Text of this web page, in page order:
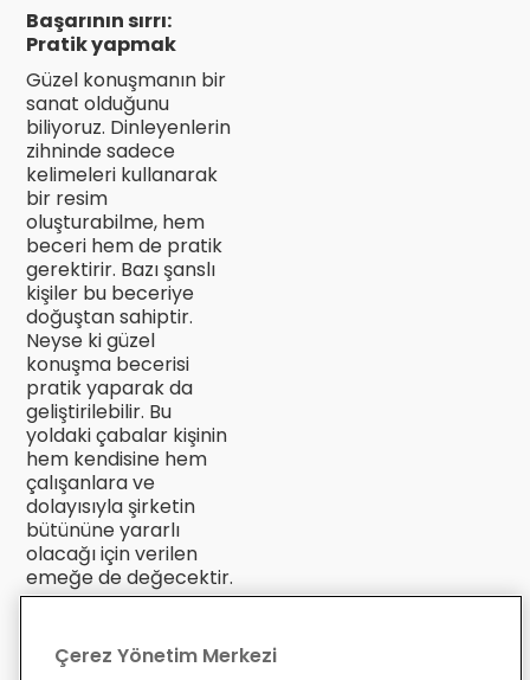
Başarının sırrı:
Pratik yapmak
Güzel konuşmanın bir
sanat olduğunu
biliyoruz. Dinleyenlerin
zihninde sadece
kelimeleri kullanarak
bir resim
oluşturabilme, hem
beceri hem de pratik
gerektirir. Bazı şanslı
kişiler bu beceriye
doğuştan sahiptir.
Neyse ki güzel
konuşma becerisi
pratik yaparak da
geliştirilebilir. Bu
yoldaki çabalar kişinin
hem kendisine hem
çalışanlara ve
dolayısıyla şirketin
bütününe yararlı
olacağı için verilen
emeğe de değecektir.
Kişilerin öğrenme
Çerez Yönetim Merkezi